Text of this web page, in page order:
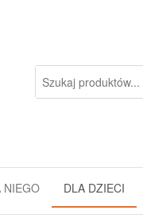
NIEGO DLA DZIECI